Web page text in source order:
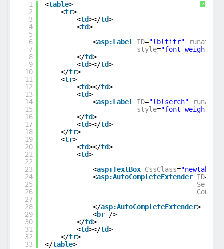
?
1
2
3
4
5
6
7
8
9
10
11
12
13
14
15
16
17
18
19
20
21
22
23
24
25
26
27
28
29
30
31
32
33
<table>
<tr>
<td></td>
<td>
<asp:Label ID="lbltitr" runat
style="font-weight:
</td>
<td></td>
</tr>
<tr>
<td></td>
<td>
<asp:Label ID="lblserch" runat
style="font-weight:
</td>
<td></td>
</tr>
<tr>
<td></td>
<td>
<asp:TextBox CssClass="newtab-
<asp:AutoCompleteExtender ID=
</asp:AutoCompleteExtender>
<br />
</td>
<td></td>
</tr>
</table>